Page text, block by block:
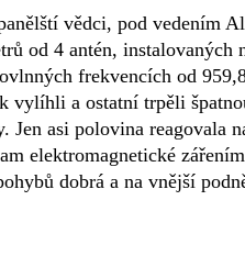
vědci, pod vedením
od 4 antén,
frekvencích od
vylíhli a ostatní trpěli
Jen asi polovina reagovala
elektromagnetické
dobrá a na vnější